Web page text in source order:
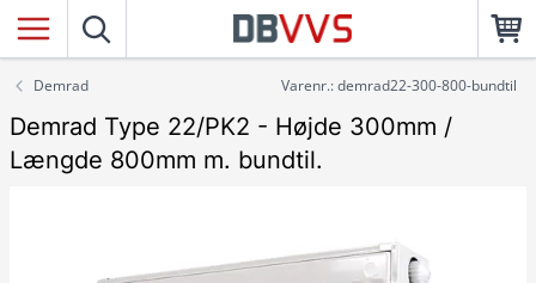
Demrad Varenr.: demrad22-300-800-bundtil
Demrad Type 22/PK2 - Højde 300mm /
Længde 800mm m. bundtil.